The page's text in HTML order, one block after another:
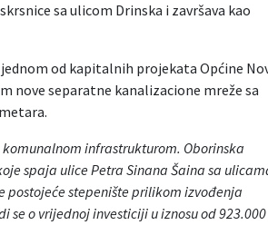
sa ulicom Drinska i završava kao
od kapitalnih projekata Općine
nove separatne kanalizacione mreže sa
infrastrukturom. Oborinska
spaja ulice Petra Sinana Šaina sa
postojeće stepenište prilikom izvođenja
o vrijednoj investiciji u iznosu od 923.000